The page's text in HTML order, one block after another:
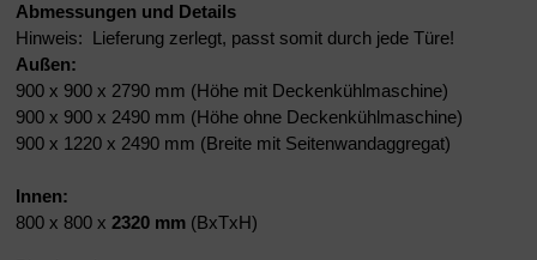
Abmessungen und Details
Hinweis: Lieferung zerlegt, passt somit durch jede Türe!
Außen:
900 x 900 x 2790 mm (Höhe mit Deckenkühlmaschine)
900 x 900 x 2490 mm (Höhe ohne Deckenkühlmaschine)
900 x 1220 x 2490 mm (Breite mit Seitenwandaggregat)
Innen:
800 x 800 x 2320 mm (BxTxH)